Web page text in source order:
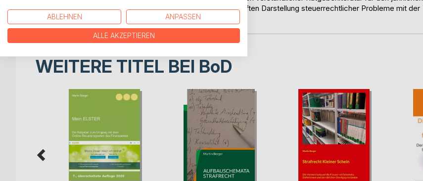
Gebrauch durch Steuerpflichtige einerseits und der vertieften Darstellung steuerrechtlicher Probleme mit der
dazugehörigen Rechtsprechung andererseits.
WEITERE TITEL BEI BoD
ABLEHNEN ANPASSEN
ALLE AKZEPTIEREN